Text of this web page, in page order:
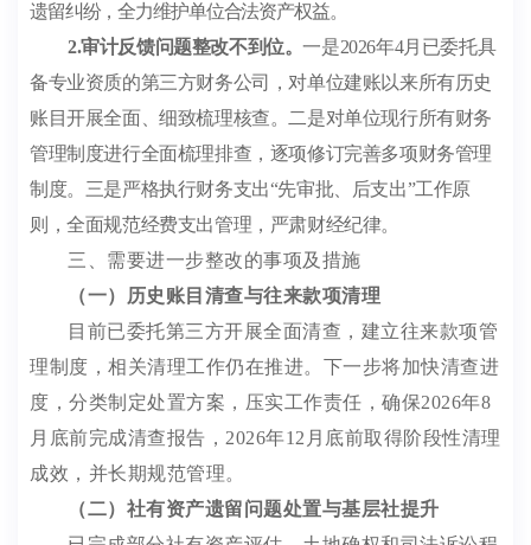
遗留纠纷，全力维护单位合法资产权益。
2.审计反馈问题整改不到位。一是2026年4月已委托具
备专业资质的第三方财务公司，对单位建账以来所有历史
账目开展全面、细致梳理核查。二是对单位现行所有财务
管理制度进行全面梳理排查，逐项修订完善多项财务管理
制度。三是严格执行财务支出“先审批、后支出”工作原
则，全面规范经费支出管理， 严肃财经纪律。
三、需要进一步整改的事项及措施
（一）历史账目清查与往来款项清理
目前已委托第三方开展全面清查，建立往来款项管
理制度，相关清理工作仍在推进。下一步将加快清查进
度，分类制定处置方案，压实工作责任，确保2026年8
月底前完成清查报告， 2026年12 月底前取得阶段性清理
成效，并长期规范管理。
（二）社有资产遗留问题处置与基层社提升